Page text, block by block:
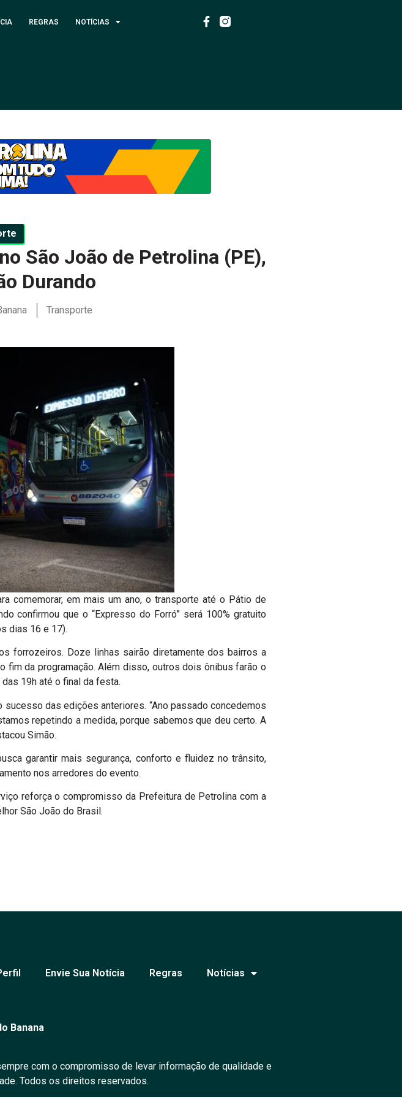
REGRAS NOTÍCIAS
São João de Petrolina (PE),
Durando
Transporte
comemorar, em mais um ano, o transporte até o Pátio de
confirmou que o “Expresso do Forró” será 100% gratuito
dias 16 e 17).
forrozeiros. Doze linhas sairão diretamente dos bairros a
fim da programação. Além disso, outros dois ônibus farão o
19h até o final da festa.
das edições anteriores. “Ano passado concedemos
repetindo a medida, porque sabemos que deu certo. A
Simão.
garantir mais segurança, conforto e fluidez no trânsito,
nos arredores do evento.
reforça o compromisso da Prefeitura de Petrolina com a
São João do Brasil.
Envie Sua Notícia Regras Notícias
Banana
com o compromisso de levar informação de qualidade e
Todos os direitos reservados.